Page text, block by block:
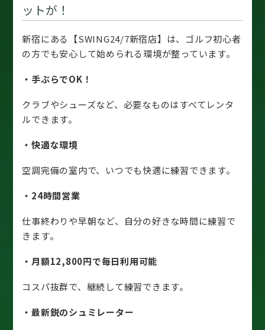
ットが！
新宿にある【SWING24/7新宿店】は、ゴルフ初心者
の方でも安心して始められる環境が整っています。
・手ぶらでOK！
クラブやシューズなど、必要なものはすべてレンタ
ルできます。
・快適な環境
空調完備の室内で、いつでも快適に練習できます。
・24時間営業
仕事終わりや早朝など、自分の好きな時間に練習で
きます。
・月額12,800円で毎日利用可能
コスパ抜群で、継続して練習できます。
・最新鋭のシュミレーター